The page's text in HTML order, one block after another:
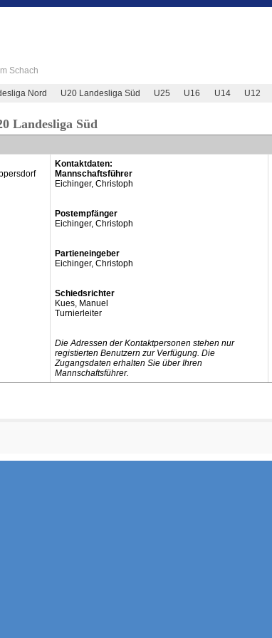
Schach
Nord U20 Landesliga Süd U25 U16 U14 U12
Landesliga Süd
Kontaktdaten:
Mannschaftsführer
Eichinger, Christoph
Postempfänger
Eichinger, Christoph
Partieneingeber
Eichinger, Christoph
Schiedsrichter
Kues, Manuel
Turnierleiter
Die Adressen der Kontaktpersonen stehen nur
registierten Benutzern zur Verfügung. Die
Zugangsdaten erhalten Sie über Ihren
Mannschaftsführer.